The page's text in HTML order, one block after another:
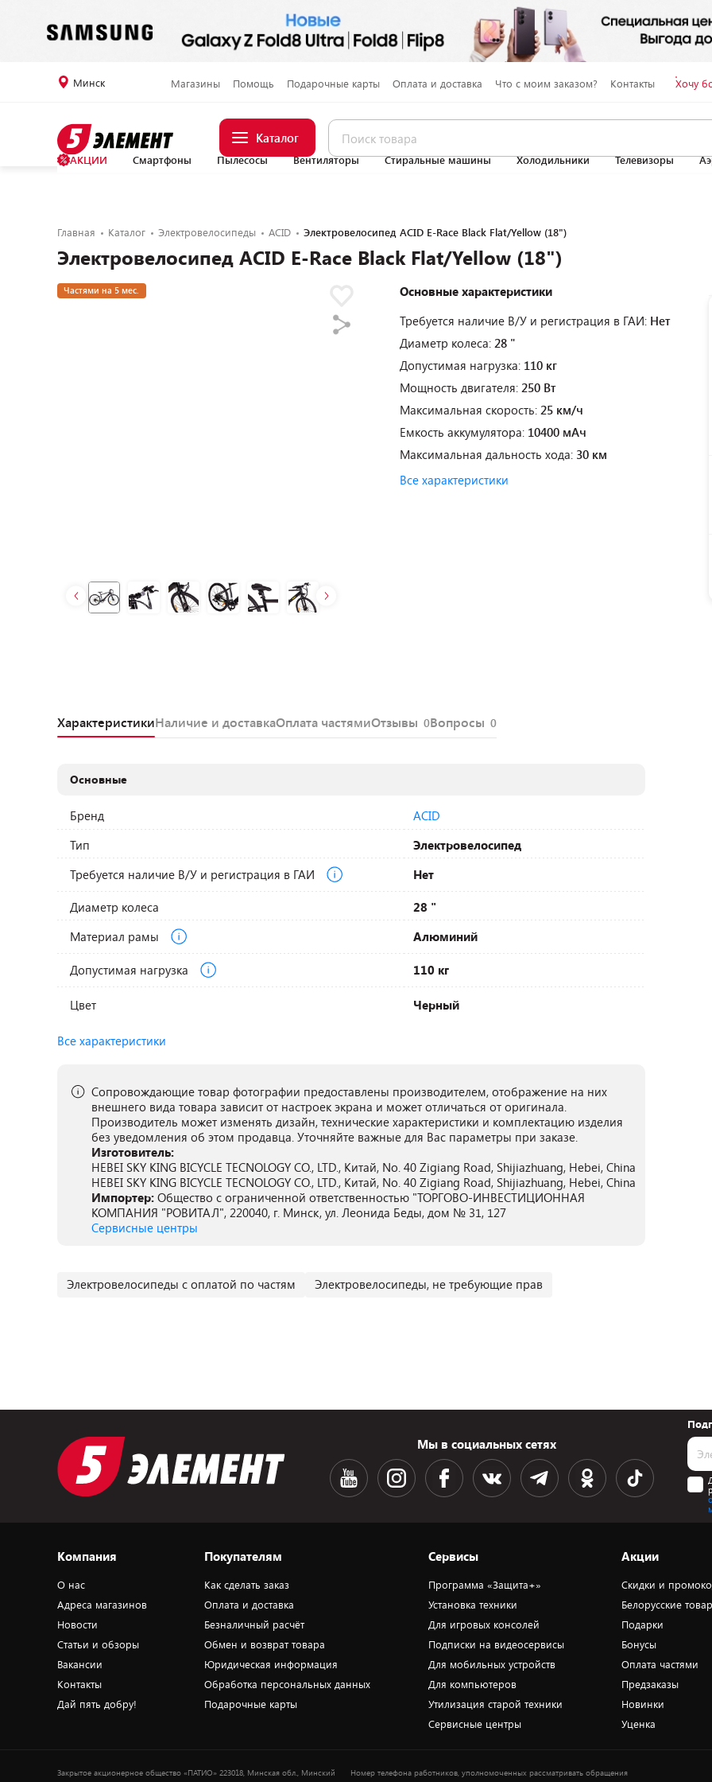
Минск Магазины Помощь Подарочные карты Оплата и доставка Что с моим заказом? Контакты Хочу
Каталог
АКЦИИ Смартфоны Пылесосы Вентиляторы Стиральные машины Холодильники Телевизоры
Главная Каталог Электровелосипеды ACID Электровелосипед ACID E-Race Black Flat/Yellow (18")
Электровелосипед ACID E-Race Black Flat/Yellow (18")
Частями на 5 мес.
Основные характеристики
Требуется наличие В/У и регистрация в ГАИ: Нет
Диаметр колеса: 28 "
Допустимая нагрузка: 110 кг
Мощность двигателя: 250 Вт
Максимальная скорость: 25 км/ч
Емкость аккумулятора: 10400 мАч
Максимальная дальность хода: 30 км
Все характеристики
ХарактеристикиНаличие и доставкаОплата частямиОтзывы 0Вопросы 0
Основные
Бренд
ACID
Тип
Электровелосипед
Требуется наличие В/У и регистрация в ГАИ
Нет
Диаметр колеса
28 "
Материал рамы
Алюминий
Допустимая нагрузка 110 кг
Цвет Черный
Все характеристики
Сопровождающие товар фотографии предоставлены производителем, отображение на них
внешнего вида товара зависит от настроек экрана и может отличаться от оригинала.
Производитель может изменять дизайн, технические характеристики и комплектацию изделия
без уведомления об этом продавца. Уточняйте важные для Вас параметры при заказе.
Изготовитель:
HEBEI SKY KING BICYCLE TECNOLOGY CO., LTD., Китай, No. 40 Zigiang Road, Shijiazhuang, Hebei, China
HEBEI SKY KING BICYCLE TECNOLOGY CO., LTD., Китай, No. 40 Zigiang Road, Shijiazhuang, Hebei, China
Импортер: Общество с ограниченной ответственностью "ТОРГОВО-ИНВЕСТИЦИОННАЯ
КОМПАНИЯ "РОВИТАЛ", 220040, г. Минск, ул. Леонида Беды, дом № 31, 127
Сервисные центры
Электровелосипеды с оплатой по частям Электровелосипеды, не требующие прав
Мы в социальных сетях
Компания
О нас
Адреса магазинов
Новости
Статьи и обзоры
Вакансии
Контакты
Дай пять добру!
Покупателям
Как сделать заказ
Оплата и доставка
Безналичный расчёт
Обмен и возврат товара
Юридическая информация
Обработка персональных данных
Подарочные карты
Сервисы
Программа «Защита+»
Установка техники
Для игровых консолей
Подписки на видеосервисы
Для мобильных устройств
Для компьютеров
Утилизация старой техники
Сервисные центры
Акции
Скидки и
Белорусские
Подарки
Бонусы
Оплата частями
Предзаказы
Новинки
Уценка
Закрытое акционерное общество «ПАТИО» 223018, Минская обл., Минский Номер телефона работников, уполномоченных рассматривать обращения